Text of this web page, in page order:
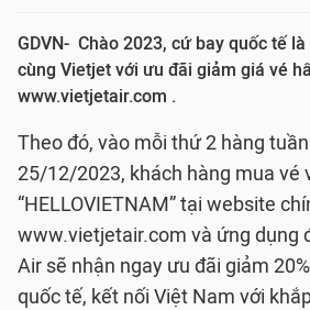
GDVN- Chào 2023, cứ bay quốc tế
cùng Vietjet với ưu đãi giảm giá vé
www.vietjetair.com .
Theo đó, vào mỗi thứ 2 hàng
25/12/2023, khách hàng mua vé
“HELLOVIETNAM” tại website
www.vietjetair.com và ứng dụng
Air sẽ nhận ngay ưu đãi giảm
quốc tế, kết nối Việt Nam với